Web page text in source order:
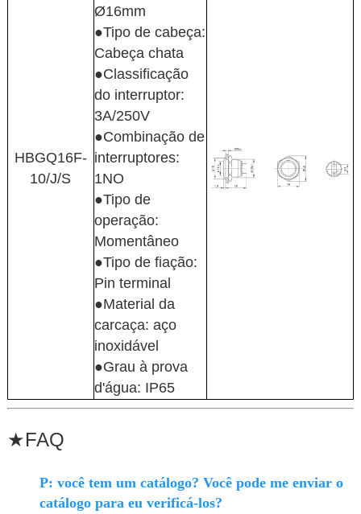
HBGQ16F-
10/J/S
Ø16mm
●Tipo de cabeça:
Cabeça chata
●Classificação
do interruptor:
3A/250V
●Combinação de
interruptores:
1NO
●Tipo de
operação:
Momentâneo
●Tipo de fiação:
Pin terminal
●Material da
carcaça: aço
inoxidável
●Grau à prova
d'água: IP65
★FAQ
P: você tem um catálogo? Você pode me enviar o
catálogo para eu verificá-los?